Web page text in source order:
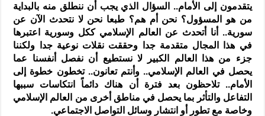
يتقدمون إلى الأمام.. السؤال الذي يجب أن ننطلق منه بالبداية
من هو المسؤول؟ نحن أم هم؟ طبعا نحن لا نتحدث الآن عن
سورية.. أنا أتحدث عن العالم الإسلامي ككل وسورية اعتبرها
في هذا المجال متقدمة جدا وحققت نقلات نوعية جدا ولكننا
جزء من هذا العالم الكبير لا نستطيع أن نفصل أنفسنا عما
يحصل في العالم الإسلامي.. وأنتم تعانون.. تخطون خطوة إلى
الأمام.. تلاحظون بعد فترة أن هناك دائماً انتكاسات سببها
التفاعل والتأثر بما يحصل في مناطق أخرى من العالم الإسلامي
وخاصة مع تطور أو انتشار وسائل التواصل الاجتماعي.